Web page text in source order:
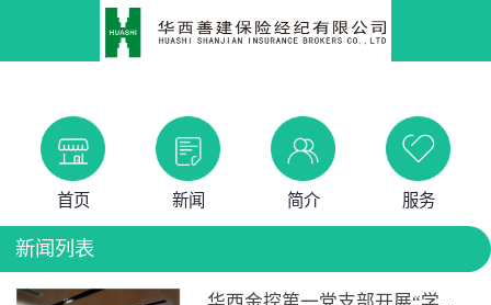
首页 新闻 简介 服务
新闻列表